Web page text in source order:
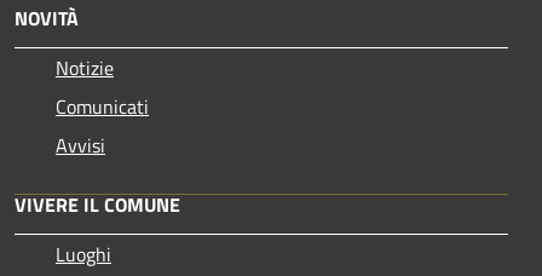
NOVITÀ
Notizie
Comunicati
Avvisi
VIVERE IL COMUNE
Luoghi